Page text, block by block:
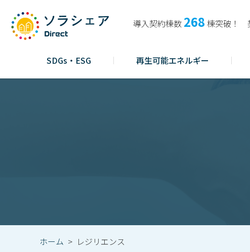
ホーム > レジリエンス
導入契約棟数 268 棟突破！
SDGs・ESG 再生可能エネルギー